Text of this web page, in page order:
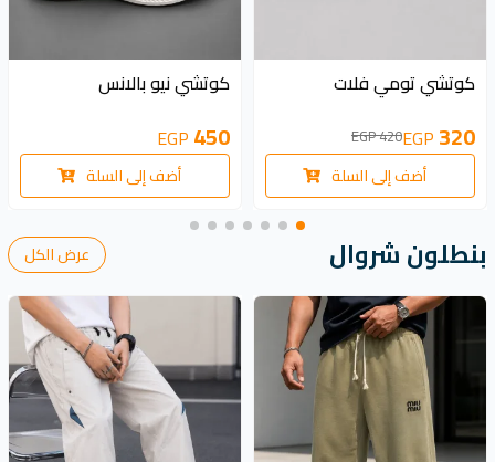
100 EGP
كوتشي تومي فلات
320
EGP
420 EGP
أضف إلى السلة
كوتشي نيو بالانس
450
EGP
أضف إلى السلة
بنطلون شروال عرض الكل